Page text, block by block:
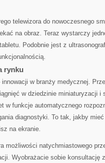
telewizora do nowoczesnego
na obraz. Teraz wystarczy
Podobnie jest z
rynku
w branży medycznej.
w dziedzinie miniaturyzacji i
w funkcje automatycznego
diagnostyki. To tak, jakby
na ekranie.
możliwości natychmiastowego
Wyobrażacie sobie konsultację